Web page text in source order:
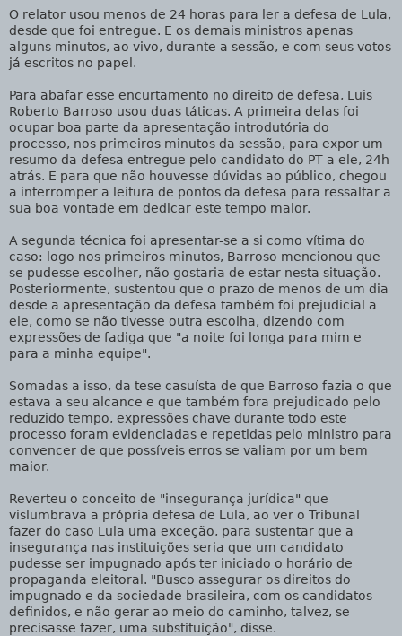
O relator usou menos de 24 horas para ler a defesa de Lula,
desde que foi entregue. E os demais ministros apenas
alguns minutos, ao vivo, durante a sessão, e com seus votos
já escritos no papel.
Para abafar esse encurtamento no direito de defesa, Luis
Roberto Barroso usou duas táticas. A primeira delas foi
ocupar boa parte da apresentação introdutória do
processo, nos primeiros minutos da sessão, para expor um
resumo da defesa entregue pelo candidato do PT a ele, 24h
atrás. E para que não houvesse dúvidas ao público, chegou
a interromper a leitura de pontos da defesa para ressaltar a
sua boa vontade em dedicar este tempo maior.
A segunda técnica foi apresentar-se a si como vítima do
caso: logo nos primeiros minutos, Barroso mencionou que
se pudesse escolher, não gostaria de estar nesta situação.
Posteriormente, sustentou que o prazo de menos de um dia
desde a apresentação da defesa também foi prejudicial a
ele, como se não tivesse outra escolha, dizendo com
expressões de fadiga que "a noite foi longa para mim e
para a minha equipe".
Somadas a isso, da tese casuísta de que Barroso fazia o que
estava a seu alcance e que também fora prejudicado pelo
reduzido tempo, expressões chave durante todo este
processo foram evidenciadas e repetidas pelo ministro para
convencer de que possíveis erros se valiam por um bem
maior.
Reverteu o conceito de "insegurança jurídica" que
vislumbrava a própria defesa de Lula, ao ver o Tribunal
fazer do caso Lula uma exceção, para sustentar que a
insegurança nas instituições seria que um candidato
pudesse ser impugnado após ter iniciado o horário de
propaganda eleitoral. "Busco assegurar os direitos do
impugnado e da sociedade brasileira, com os candidatos
definidos, e não gerar ao meio do caminho, talvez, se
precisasse fazer, uma substituição", disse.